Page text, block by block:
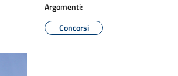
Argomenti:
Concorsi